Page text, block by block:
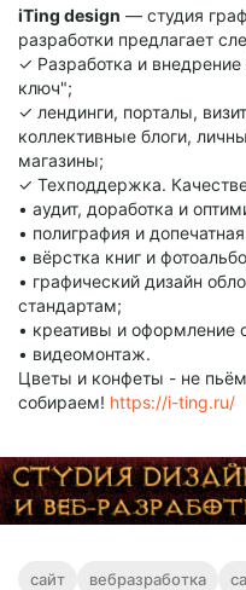
iTing design — студия
разработки предлагает
✓ Разработка и
ключ";
✓ лендинги, порталы,
коллективные блоги,
магазины;
✓ Техподдержка.
• аудит, доработка и
• полиграфия и
• вёрстка книг и
• графический дизайн
стандартам;
• креативы и оформление
• видеомонтаж.
Цветы и конфеты - не
собираем! https://i-ting.ru/
сайт вебразработка